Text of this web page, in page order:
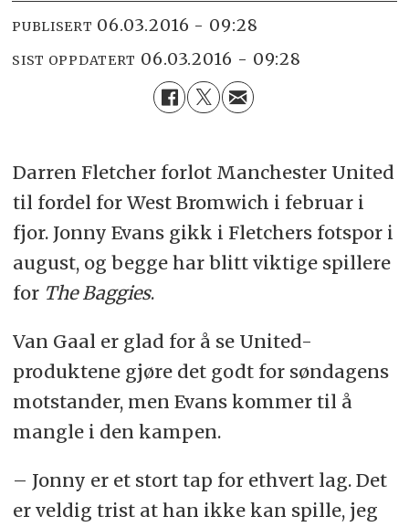
PUBLISERT 06.03.2016 - 09:28
SIST OPPDATERT 06.03.2016 - 09:28
Darren Fletcher forlot Manchester United
til fordel for West Bromwich i februar i
fjor. Jonny Evans gikk i Fletchers fotspor i
august, og begge har blitt viktige spillere
for The Baggies.
Van Gaal er glad for å se United-
produktene gjøre det godt for søndagens
motstander, men Evans kommer til å
mangle i den kampen.
– Jonny er et stort tap for ethvert lag. Det
er veldig trist at han ikke kan spille, jeg